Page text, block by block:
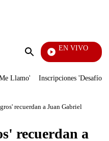
Enviar
EN VIVO
Llamo' Inscripciones 'Desafío'
recuerdan a Juan Gabriel
recuerdan a